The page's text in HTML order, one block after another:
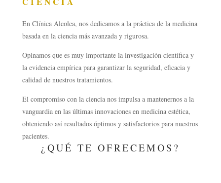
En Clínica Alcolea, nos dedicamos a la práctica de la medicina
basada en la ciencia más avanzada y rigurosa.
Opinamos que es muy importante la investigación científica y
la evidencia empírica para garantizar la seguridad, eficacia y
calidad de nuestros tratamientos.
El compromiso con la ciencia nos impulsa a mantenernos a la
vanguardia en las últimas innovaciones en medicina estética,
obteniendo así resultados óptimos y satisfactorios para nuestros
pacientes.
¿QUÉ TE OFRECEMOS?